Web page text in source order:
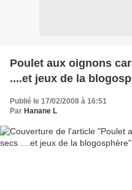
Poulet aux oignons
....et jeux de la
Publié le 17/02/2008 à 16:51
Par Hanane L